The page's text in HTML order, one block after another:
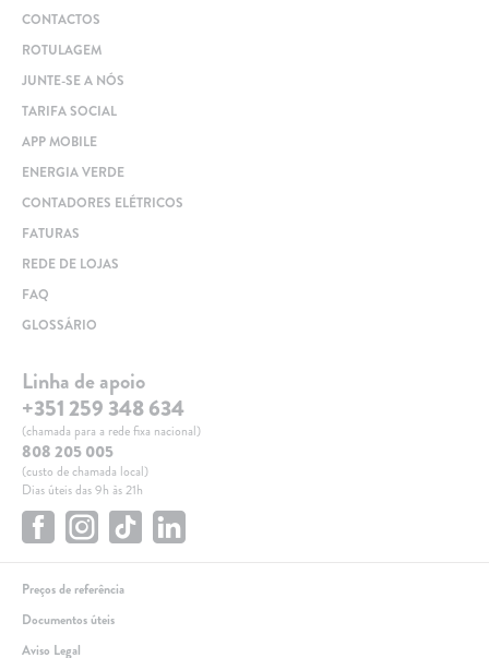
CONTACTOS
ROTULAGEM
JUNTE-SE A NÓS
TARIFA SOCIAL
APP MOBILE
ENERGIA VERDE
CONTADORES ELÉTRICOS
FATURAS
REDE DE LOJAS
FAQ
GLOSSÁRIO
Linha de apoio
+351 259 348 634
(chamada para a rede fixa nacional)
808 205 005
(custo de chamada local)
Dias úteis das 9h às 21h
Preços de referência
Documentos úteis
Aviso Legal